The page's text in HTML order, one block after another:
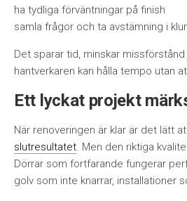
ha tydliga förväntningar på finish
samla frågor och ta avstämning i
Det sparar tid, minskar
hantverkaren kan hålla tempo utan
Ett lyckat projekt
När renoveringen är klar är det lätt
slutresultatet. Men den riktiga
Dörrar som fortfarande fungerar
golv som inte knarrar, installationer